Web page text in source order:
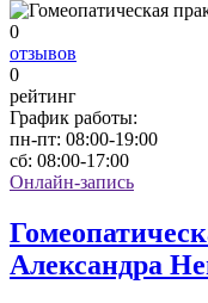
0
отзывов
0
рейтинг
График работы:
пн-пт: 08:00-19:00
сб: 08:00-17:00
Онлайн-запись
Александра